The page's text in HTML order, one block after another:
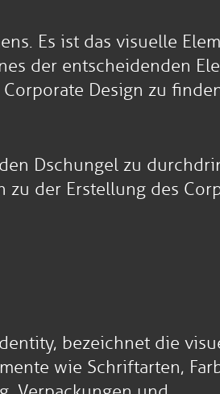
Es ist das visuelle
der entscheidenden
Design zu
Dschungel zu
der Erstellung des
bezeichnet die
wie Schriftarten,